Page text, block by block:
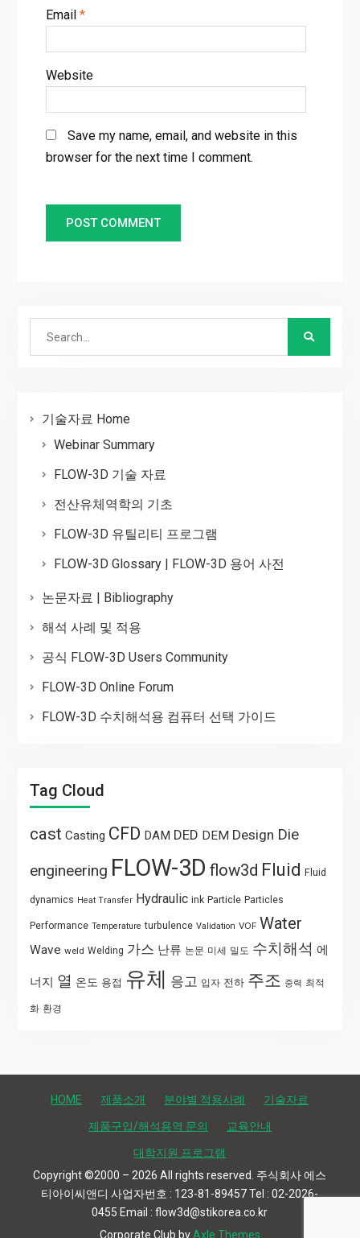
Email *
Website
Save my name, email, and website in this
browser for the next time I comment.
기술자료 Home
Webinar Summary
FLOW-3D 기술 자료
전산유체역학의 기초
FLOW-3D 유틸리티 프로그램
FLOW-3D Glossary | FLOW-3D 용어 사전
논문자료 | Bibliography
해석 사례 및 적용
공식 FLOW-3D Users Community
FLOW-3D Online Forum
FLOW-3D 수치해석용 컴퓨터 선택 가이드
Tag Cloud
cast Casting CFD DAM DED DEM Design Die
engineering FLOW-3D flow3d Fluid Fluid
dynamics Heat Transfer Hydraulic ink Particle Particles
Performance Temperature turbulence Validation VOF Water
Wave weld Welding 가스 난류 논문 미세 밀도 수치해석 에
너지 열 온도 용접 유체 응고 입자 전하 주조 중력 최적
화 환경
HOME 제품소개 분야별 적용사례 기술자료
제품구입/해석용역 문의 교육안내
대학지원 프로그램
Copyright ©2000 – 2026 All rights reserved. 주식회사 에스
티아이씨앤디 사업자번호 : 123-81-89457 Tel : 02-2026-
0455 Email : flow3d@stikorea.co.kr
Corporate Club byAxle Themes